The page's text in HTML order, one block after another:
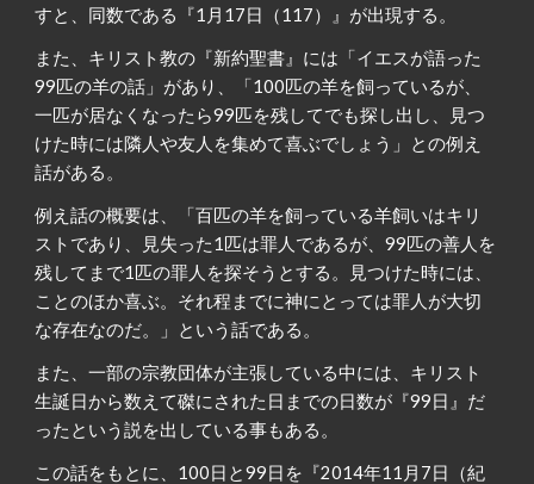
すと、同数である『1月17日（117）』が出現する。
また、キリスト教の『新約聖書』には「イエスが語った
99匹の羊の話」があり、「100匹の羊を飼っているが、
一匹が居なくなったら99匹を残してでも探し出し、見つ
けた時には隣人や友人を集めて喜ぶでしょう」との例え
話がある。
例え話の概要は、「百匹の羊を飼っている羊飼いはキリ
ストであり、見失った1匹は罪人であるが、99匹の善人を
残してまで1匹の罪人を探そうとする。見つけた時には、
ことのほか喜ぶ。それ程までに神にとっては罪人が大切
な存在なのだ。」という話である。
また、一部の宗教団体が主張している中には、キリスト
生誕日から数えて磔にされた日までの日数が『99日』だ
ったという説を出している事もある。
この話をもとに、100日と99日を『2014年11月7日（紀